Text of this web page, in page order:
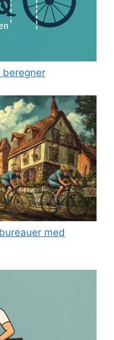
beregner
med